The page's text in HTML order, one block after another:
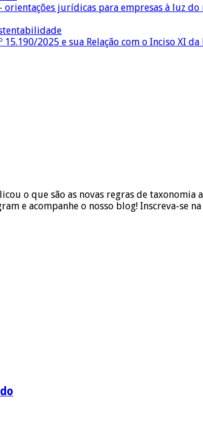
jurídicas para empresas à luz do
2025 e sua Relação com o Inciso XI da
o que são as novas regras de
e acompanhe o nosso blog! Inscreva-se